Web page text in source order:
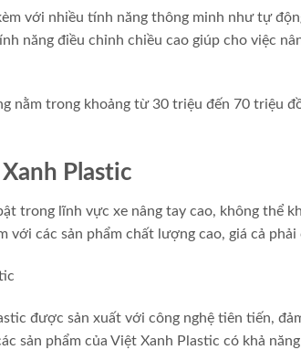
với nhiều tính năng thông minh như tự
năng điều chỉnh chiều cao giúp cho việc
nằm trong khoảng từ 30 triệu đến 70 triệu
Plastic
trong lĩnh vực xe nâng tay cao, không thể
với các sản phẩm chất lượng cao, giá cả
được sản xuất với công nghệ tiên tiến,
sản phẩm của Việt Xanh Plastic có khả